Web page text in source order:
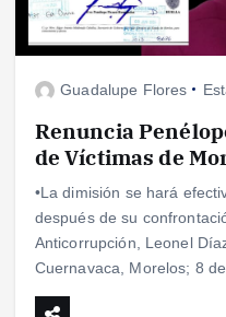
Guadalupe Flores
Renuncia
de Víctimas de
•La dimisión se hará
después de su
Anticorrupción, Leonel
Cuernavaca, Morelos; 8